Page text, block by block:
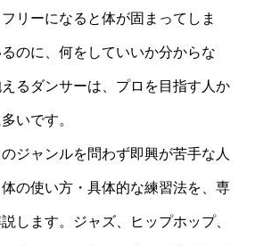
リーになると体が固まってしま
のに、何をしていいか分からな
るダンサーは、プロを目指す人か
いです。
ジャンルを問わず即興が苦手な人
の使い方・具体的な練習法を、専
します。ジャズ、ヒップホップ、